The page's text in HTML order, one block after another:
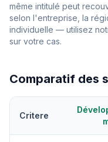
même intitulé peut
selon l'entreprise, la
individuelle — utilisez
sur votre cas.
Comparatif des
Critere